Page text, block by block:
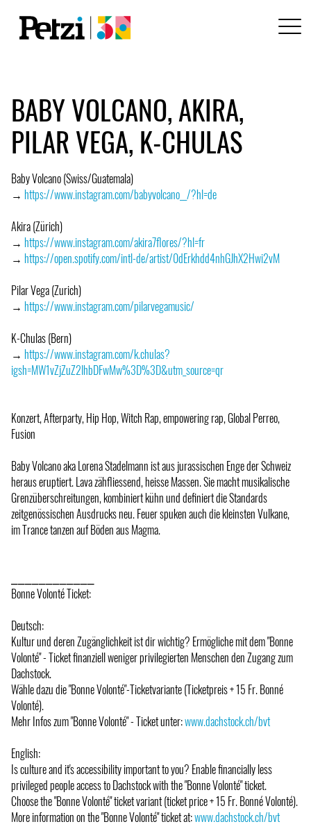
BABY VOLCANO, AKIRA,
PILAR VEGA, K-CHULAS
Baby Volcano (Swiss/Guatemala)
→ https://www.instagram.com/babyvolcano__/?hl=de
Akira (Zürich)
→ https://www.instagram.com/akira7flores/?hl=fr
→ https://open.spotify.com/intl-de/artist/0dErkhdd4nhGJhX2Hwi2vM
Pilar Vega (Zurich)
→ https://www.instagram.com/pilarvegamusic/
K-Chulas (Bern)
→ https://www.instagram.com/k.chulas?
igsh=MW1vZjZuZ2lhbDFwMw%3D%3D&utm_source=qr
Konzert, Afterparty, Hip Hop, Witch Rap, empowering rap, Global Perreo,
Fusion
Baby Volcano aka Lorena Stadelmann ist aus jurassischen Enge der Schweiz
heraus eruptiert. Lava zähfliessend, heisse Massen. Sie macht musikalische
Grenzüberschreitungen, kombiniert kühn und definiert die Standards
zeitgenössischen Ausdrucks neu. Feuer spuken auch die kleinsten Vulkane,
im Trance tanzen auf Böden aus Magma.
Bonne Volonté Ticket:
Deutsch:
Kultur und deren Zugänglichkeit ist dir wichtig? Ermögliche mit dem "Bonne
Volonté" - Ticket finanziell weniger privilegierten Menschen den Zugang zum
Dachstock.
Wähle dazu die "Bonne Volonté"-Ticketvariante (Ticketpreis + 15 Fr. Bonné
Volonté).
Mehr Infos zum "Bonne Volonté" - Ticket unter:www.dachstock.ch/bvt
English:
Is culture and it's accessibility important to you? Enable financially less
privileged people access to Dachstock with the "Bonne Volonté" ticket.
Choose the "Bonne Volonté" ticket variant (ticket price + 15 Fr. Bonné Volonté).
More information on the "Bonne Volonté" ticket at:www.dachstock.ch/bvt